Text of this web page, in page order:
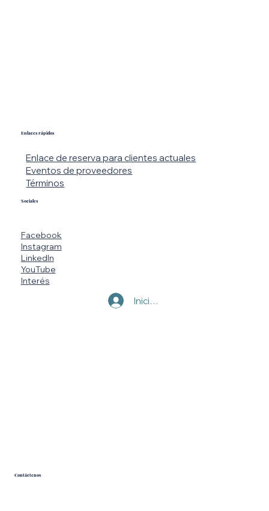
Facebook
Instagram
LinkedIn
YouTube
Interés
Sociales
Enlaces rápidos
Enlace de reserva para clientes actuales
Eventos de proveedores
Términos
Iniciar sesión
Contáctenos